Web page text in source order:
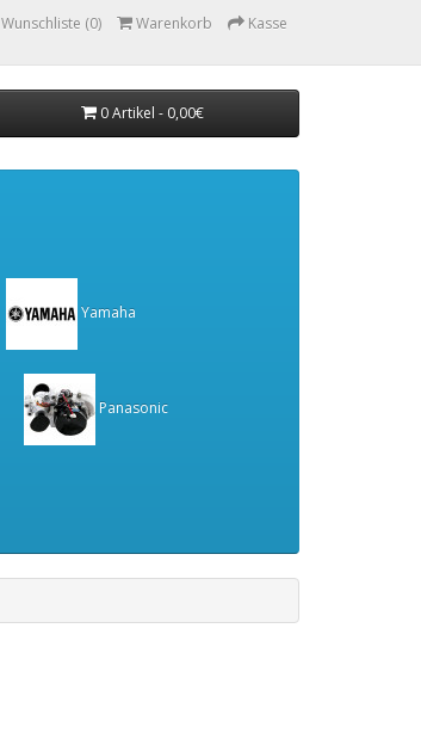
Wunschliste (0) Warenkorb Kasse
0 Artikel - 0,00€
Yamaha
Panasonic